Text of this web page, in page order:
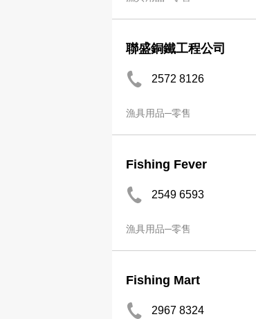
聯盛銅鐵工程公司
2572 8126
漁具用品─零售
Fishing Fever
2549 6593
漁具用品─零售
Fishing Mart
2967 8324